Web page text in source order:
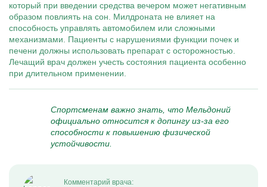
который при введении средства вечером может негативным
образом повлиять на сон. Милдроната не влияет на
способность управлять автомобилем или сложными
механизмами. Пациенты с нарушениями функции почек и
печени должны использовать препарат с осторожностью.
Лечащий врач должен учесть состояния пациента особенно
при длительном применении.
Спортсменам важно знать, что Мельдоний
официально относится к допингу из-за его
способности к повышению физической
устойчивости.
Комментарий врача: